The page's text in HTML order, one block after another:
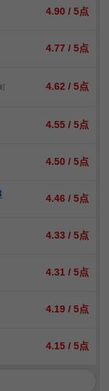
4.90 / 5点
4.77 / 5点
4.62 / 5点
4.55 / 5点
4.50 / 5点
4.46 / 5点
4.33 / 5点
4.31 / 5点
4.19 / 5点
4.15 / 5点